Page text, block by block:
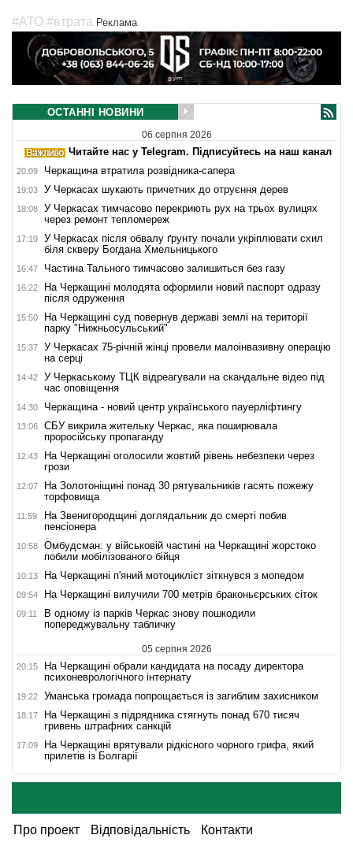
#АТО #втрата Реклама
ОСТАННІ НОВИНИ
06 серпня 2026
Читайте нас у Telegram. Підписуйтесь на наш канал
20:09 Черкащина втратила розвідника-сапера
19:03 У Черкасах шукають причетних до отруєння дерев
18:08
У Черкасах тимчасово перекриють рух на трьох вулицях
через ремонт тепломереж
17:19
У Черкасах після обвалу ґрунту почали укріплювати схил
біля скверу Богдана Хмельницького
16:47 Частина Тального тимчасово залишиться без газу
16:22
На Черкащині молодята оформили новий паспорт одразу
після одруження
15:50
На Черкащині суд повернув державі землі на території
парку "Нижньосульський"
15:37
У Черкасах 75-річній жінці провели малоінвазивну операцію
на серці
14:42
У Черкаському ТЦК відреагували на скандальне відео під
час оповіщення
14:30 Черкащина - новий центр українського пауерліфтингу
13:06
СБУ викрила жительку Черкас, яка поширювала
проросійську пропаганду
12:43
На Черкащині оголосили жовтий рівень небезпеки через
грози
12:07
На Золотоніщині понад 30 рятувальників гасять пожежу
торфовища
11:59
На Звенигородщині доглядальник до смерті побив
пенсіонера
10:58
Омбудсман: у військовій частині на Черкащині жорстоко
побили мобілізованого бійця
10:13 На Черкащині п'яний мотоцикліст зіткнувся з мопедом
09:54 На Черкащині вилучили 700 метрів браконьєрських сіток
09:11
В одному із парків Черкас знову пошкодили
попереджувальну табличку
05 серпня 2026
20:15
На Черкащині обрали кандидата на посаду директора
психоневрологічного інтернату
19:22 Уманська громада попрощається із загиблим захисником
18:17
На Черкащині з підрядника стягнуть понад 670 тисяч
гривень штрафних санкцій
17:09
На Черкащині врятували рідкісного чорного грифа, який
прилетів із Болгарії
Про проект Відповідальність Контакти